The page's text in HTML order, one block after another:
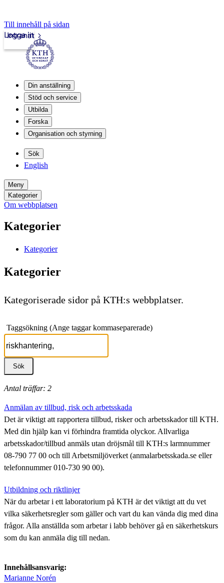
Till innehåll på sidan
Intranät
Logga in
Din anställning
Stöd och service
Utbilda
Forska
Organisation och styrning
Sök
English
Meny
Kategorier
Om webbplatsen
Kategorier
Kategorier
Kategorier
Kategoriserade sidor på KTH:s webbplatser.
Taggsökning (Ange taggar kommaseparerade)
Antal träffar: 2
Anmälan av tillbud, risk och arbetsskada
Det är viktigt att rapportera tillbud, risker och arbetsskador till KTH.
Med din hjälp kan vi förhindra framtida olyckor. Allvarliga
arbetsskador/tillbud anmäls utan dröjsmål till KTH:s larmnummer
08-790 77 00 och till Arbetsmiljöverket (anmalarbetsskada.se eller
telefonnummer 010-730 90 00).
Utbildning och riktlinjer
När du arbetar i ett laboratorium på KTH är det viktigt att du vet
vilka säkerhetsregler som gäller och vart du kan vända dig med dina
frågor. Alla anställda som arbetar i labb behöver gå en säkerhetskurs
som du kan anmäla dig till nedan.
Innehållsansvarig:
Marianne Norén